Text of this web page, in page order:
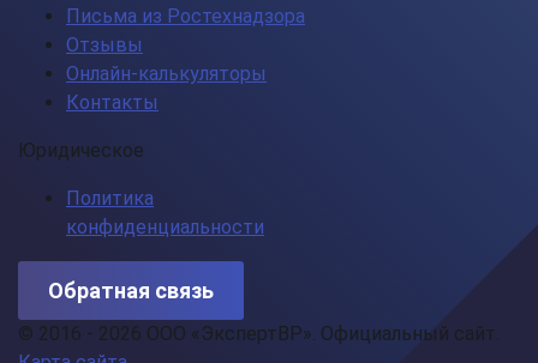
Письма из Ростехнадзора
Отзывы
Онлайн-калькуляторы
Контакты
Юридическое
Политика
конфиденциальности
Обратная связь
© 2016 - 2026 ООО «ЭкспертВР». Официальный сайт.